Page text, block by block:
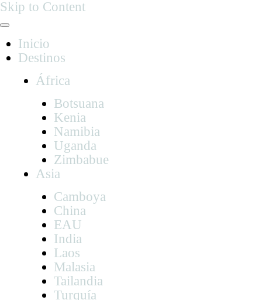
Skip to Content
Inicio
Destinos
África
Botsuana
Kenia
Namibia
Uganda
Zimbabue
Asia
Camboya
China
EAU
India
Laos
Malasia
Tailandia
Turquía